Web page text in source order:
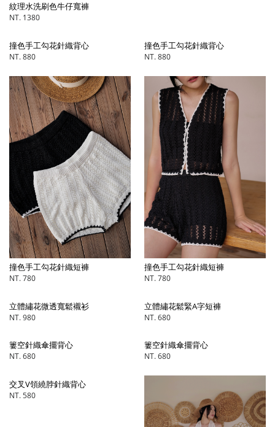
紋理水洗刷色牛仔寬褲
NT. 1380
撞色手工勾花針織背心
NT. 880
撞色手工勾花針織背心
NT. 880
撞色手工勾花針織短褲
NT. 780
撞色手工勾花針織短褲
NT. 780
立體繡花微透寬鬆襯衫
NT. 980
立體繡花鬆緊A字短褲
NT. 680
簍空針織傘擺背心
NT. 680
簍空針織傘擺背心
NT. 680
交叉V領繞脖針織背心
NT. 580